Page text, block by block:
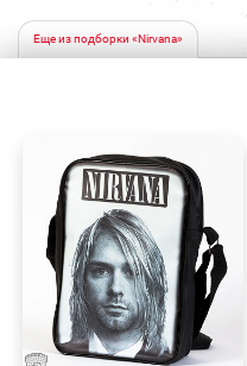
Еще из подборки «Nirvana»